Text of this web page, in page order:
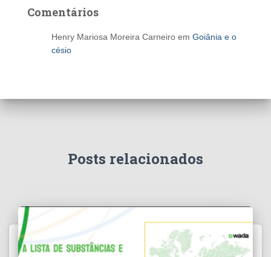
Comentários
Henry Mariosa Moreira Carneiro em Goiânia e o
césio
Posts relacionados